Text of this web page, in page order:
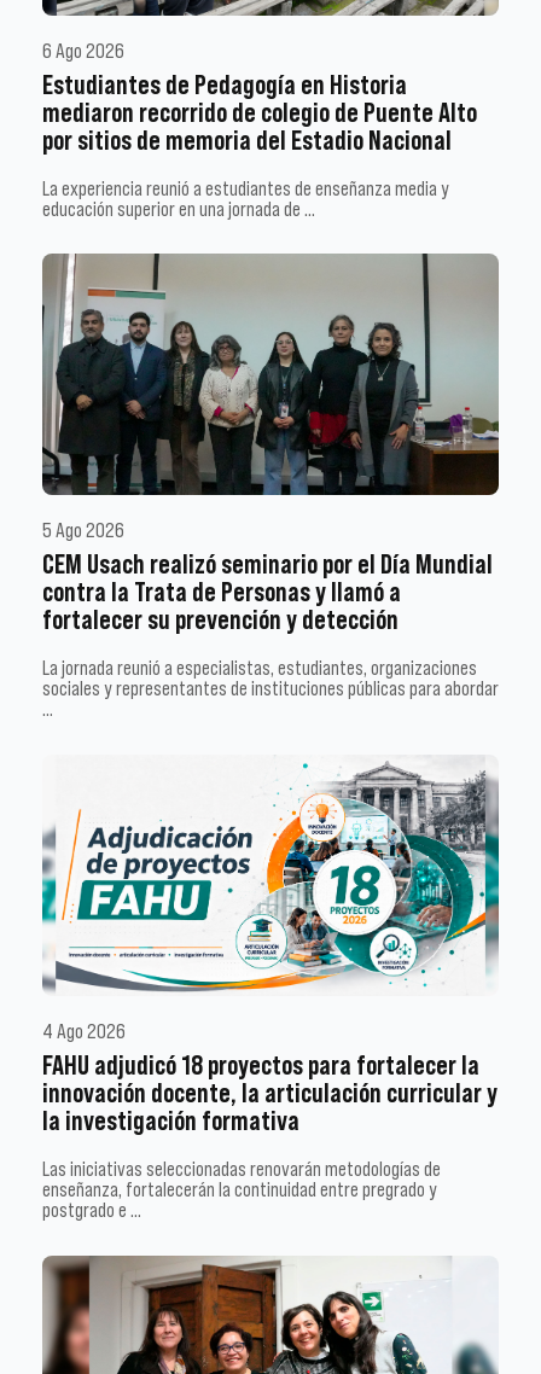
6 Ago 2026
Estudiantes de Pedagogía en Historia
mediaron recorrido de colegio de Puente Alto
por sitios de memoria del Estadio Nacional
La experiencia reunió a estudiantes de enseñanza media y
educación superior en una jornada de …
5 Ago 2026
CEM Usach realizó seminario por el Día Mundial
contra la Trata de Personas y llamó a
fortalecer su prevención y detección
La jornada reunió a especialistas, estudiantes, organizaciones
sociales y representantes de instituciones públicas para abordar
…
4 Ago 2026
FAHU adjudicó 18 proyectos para fortalecer la
innovación docente, la articulación curricular y
la investigación formativa
Las iniciativas seleccionadas renovarán metodologías de
enseñanza, fortalecerán la continuidad entre pregrado y
postgrado e …